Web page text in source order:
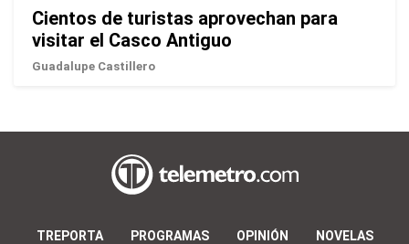
Cientos de turistas aprovechan para
visitar el Casco Antiguo
Guadalupe Castillero
TREPORTA PROGRAMAS OPINIÓN NOVELAS